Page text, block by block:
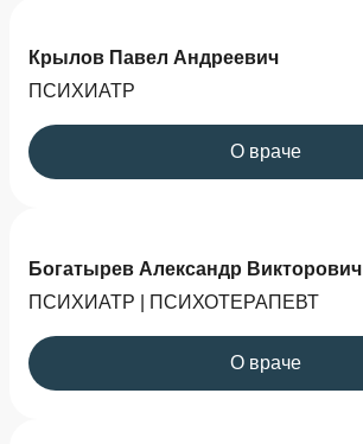
Крылов Павел Андреевич
ПСИХИАТР
О враче
Богатырев Александр Викторович
ПСИХИАТР | ПСИХОТЕРАПЕВТ
О враче